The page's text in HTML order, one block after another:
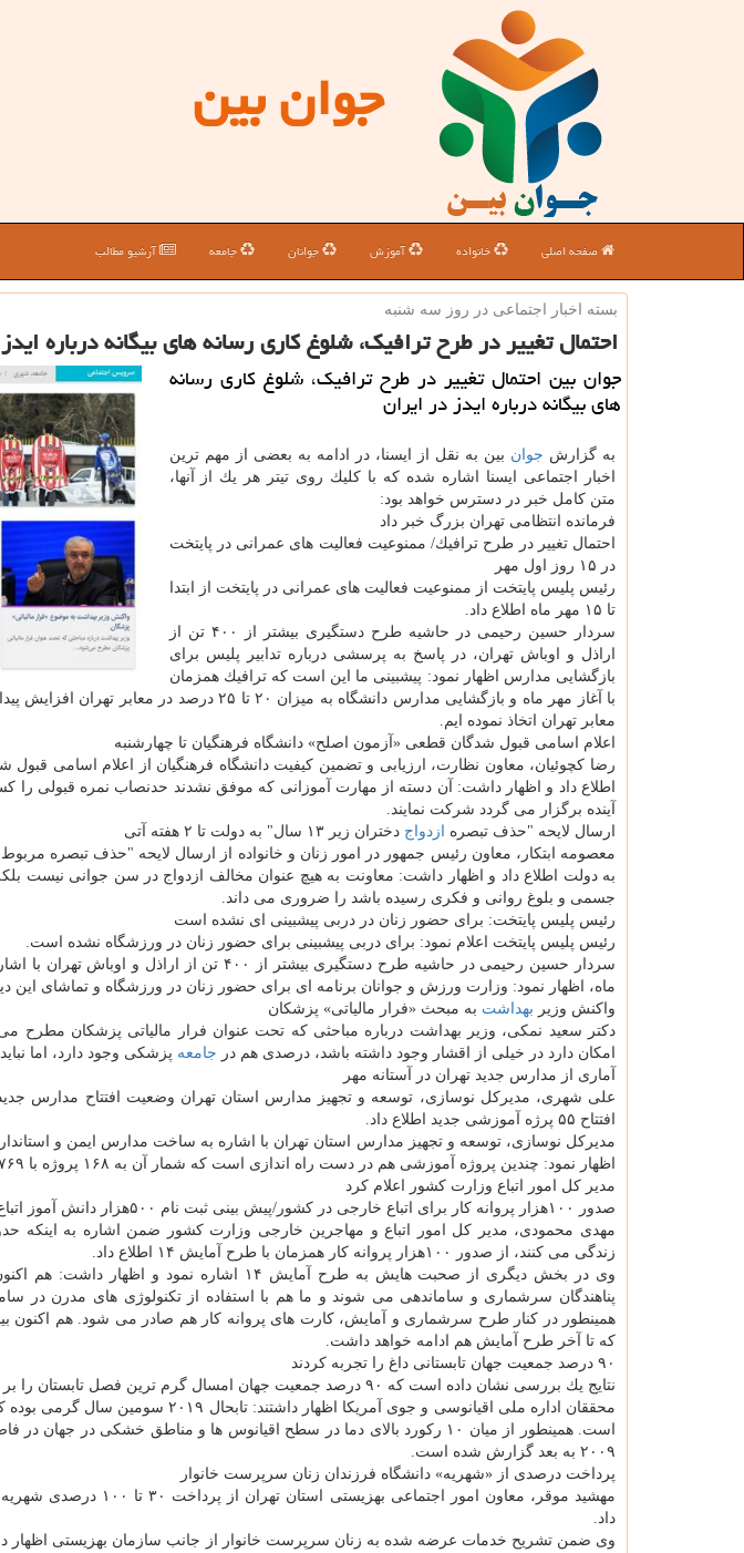
جوان بین
صفحه اصلی خانواده آموزش جوانان جامعه آرشیو مطالب
بسته اخبار اجتماعی در روز سه شنبه
احتمال تغییر در طرح ترافیك، شلوغ كاری رسانه های بیگانه درباره
جوان بین احتمال تغییر در طرح ترافیك، شلوغ كاری رسانه
های بیگانه درباره ایدز در ایران
به گزارش جوان بین به نقل از ایسنا، در ادامه به بعضی از مهم ترین
اخبار اجتماعی ایسنا اشاره شده كه با كلیك روی تیتر هر یك از آنها،
متن كامل خبر در دسترس خواهد بود:
فرمانده انتظامی تهران بزرگ خبر داد
احتمال تغییر در طرح ترافیك/ ممنوعیت فعالیت های عمرانی در پایتخت
در ۱۵ روز اول مهر
رئیس پلیس پایتخت از ممنوعیت فعالیت های عمرانی در پایتخت از ابتدا
تا ۱۵ مهر ماه اطلاع داد.
سردار حسین رحیمی در حاشیه طرح دستگیری بیشتر از ۴۰۰ تن از
اراذل و اوباش تهران، در پاسخ به پرسشی درباره تدابیر پلیس برای
بازگشایی مدارس اظهار نمود: پیشبینی ما این است كه ترافیك همزمان
با آغاز مهر ماه و بازگشایی مدارس دانشگاه به میزان ۲۰
معابر تهران اتخاذ نموده ایم.
اعلام اسامی قبول شدگان قطعی «آزمون اصلح» دانشگاه فرهنگیان تا چهارشنبه
رضا كچوئیان، معاون نظارت، ارزیابی و تضمین كیفیت دانشگاه فرهنگیان از اعلام اسامی
اطلاع داد و اظهار داشت: آن دسته از مهارت آموزانی كه موفق نشدند حدنصاب نمره قبولی را
آینده برگزار می گردد شركت نمایند.
ارسال لایحه "حذف تبصره
ازدواج دختران زیر ۱۳ سال" به دولت تا ۲ هفته آتی
به دولت اطلاع داد و اظهار داشت: معاونت به هیچ عنوان مخالف ازدواج در سن جوانی نیست
جسمی و بلوغ روانی و فكری رسیده باشد را ضروری می داند.
رئیس پلیس پایتخت: برای حضور زنان در دربی پیشبینی ای نشده است
رئیس پلیس پایتخت اعلام نمود: برای دربی پیشبینی برای حضور زنان در ورزشگاه نشده است.
ماه، اظهار نمود: وزارت ورزش و جوانان برنامه ای برای حضور زنان در ورزشگاه و تماشای این
واكنش وزیر بهداشت به مبحث «فرار مالیاتی» پزشكان
دكتر سعید نمكی، وزیر بهداشت درباره مباحثی كه تحت عنوان فرار مالیاتی پزشكان مطرح
امكان دارد در خیلی از اقشار وجود داشته باشد، درصدی هم در جامعه پزشكی وجود دارد، اما
آماری از مدارس جدید تهران در آستانه مهر
علی شهری، مدیركل نوسازی، توسعه و تجهیز مدارس استان تهران وضعیت افتتاح مدارس جدید
افتتاح ۵۵ پرژه آموزشی جدید اطلاع داد.
مدیركل نوسازی، توسعه و تجهیز مدارس استان تهران با اشاره به ساخت مدارس ایمن و
اظهار نمود: چندین پروژه آموزشی هم در دست راه اندازی است كه شمار آن به ۱۶۸ پروژه با ۱۷۶۹ كلاس درس می رسد.
مدیر كل امور اتباع وزارت كشور اعلام كرد
صدور ۱۰۰هزار پروانه كار برای اتباع خارجی در كشور/پیش بینی ثبت نام ۵۰۰هزار دانش آموز اتباع
زندگی می كنند، از صدور ۱۰۰هزار پروانه كار همزمان با طرح آمایش ۱۴ اطلاع داد.
پناهندگان سرشماری و ساماندهی می شوند و ما هم با استفاده از تكنولوژی های مدرن در
كه تا آخر طرح آمایش هم ادامه خواهد داشت.
۹۰ درصد جمعیت جهان تابستانی داغ را تجربه كردند
نتایج یك بررسی نشان داده است كه ۹۰ درصد جمعیت جهان امسال گرم ترین فصل تابستان را بر مبنای ركوردهای ثبت شده تجربه كرده اند.
۲۰۰۹ به بعد گزارش شده است.
پرداخت درصدی از «شهریه» دانشگاه فرزندان زنان سرپرست خانوار
مهشید موقر، معاون امور
داد.
وی ضمن تشریح خدمات عرضه شده به زنان سرپرست خانوار از جانب سازمان بهزیستی اظهار